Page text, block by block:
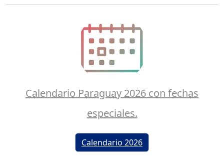
Calendario Paraguay 2026 con fechas
especiales.
Calendario 2026